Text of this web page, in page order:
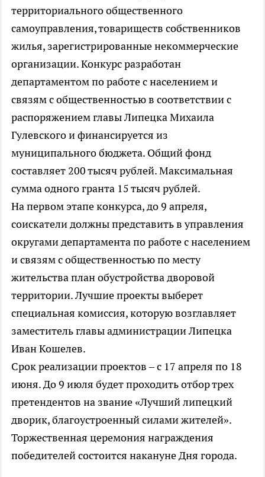
территориального общественного
самоуправления, товариществ собственников
жилья, зарегистрированные некоммерческие
организации. Конкурс разработан
департаментом по работе с населением и
связям с общественностью в соответствии с
распоряжением главы Липецка Михаила
Гулевского и финансируется из
муниципального бюджета. Общий фонд
составляет 200 тысяч рублей. Максимальная
сумма одного гранта 15 тысяч рублей.
На первом этапе конкурса, до 9 апреля,
соискатели должны представить в управления
округами департамента по работе с населением
и связям с общественностью по месту
жительства план обустройства дворовой
территории. Лучшие проекты выберет
специальная комиссия, которую возглавляет
заместитель главы администрации Липецка
Иван Кошелев.
Срок реализации проектов – с 17 апреля по 18
июня. До 9 июля будет проходить отбор трех
претендентов на звание «Лучший липецкий
дворик, благоустроенный силами жителей».
Торжественная церемония награждения
победителей состоится накануне Дня города.